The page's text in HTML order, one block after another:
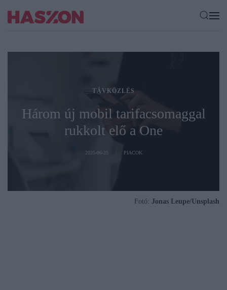
TÁVKÖZLÉS
Három új mobil tarifacsomaggal
rukkolt elő a One
2025-06-25 PIACOK
Fotó: Jonas Leupe/Unsplash